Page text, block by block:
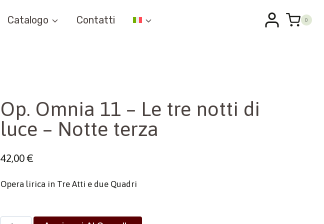
Catalogo Contatti 0
Op. Omnia 11 – Le tre notti di
luce – Notte terza
42,00€
Opera lirica in Tre Atti e due Quadri